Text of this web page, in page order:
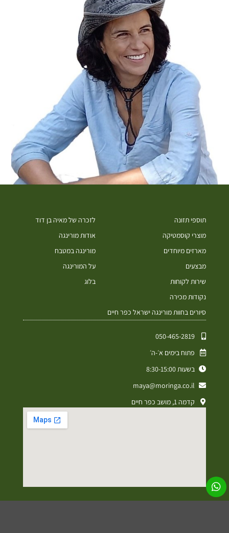
תוספי תזונה
מוצרי קוסמטיקה
מארזים מיוחדים
מבצעים
שירות לקוחות
נקודות מכירה
סיורים בחוות מורינגה ישראל כפר חיים
לזכרה של מאיה בן דוד
אודות מורינגה
מורינגה במטבח
על המורינגה
בלוג
050-465-2819⁩
פתוח בימים א׳-ה׳
בשעות 8:30-15:00
maya@moringa.co.il
קדמה 1, מושב כפר חיים